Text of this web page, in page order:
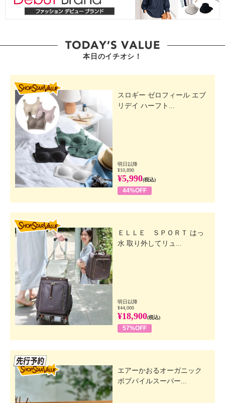
本日のイチオシ！
スロギー ゼロフィール エブ
リデイ ハーフト...
明日以降
¥10,890
¥5,990(税込)
44%OFF
ＥＬＬＥ ＳＰＯＲＴ はっ
水 取り外してリュ...
明日以降
¥44,000
¥18,900(税込)
57%OFF
エアーかおるオーガニック
ボブパイルスーパー...